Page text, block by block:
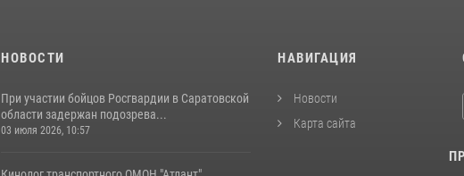
НОВОСТИ
При участии бойцов Росгвардии в Саратовской
области задержан подозрева...
03 июля 2026, 10:57
НАВИГАЦИЯ
Новости
Карта сайта